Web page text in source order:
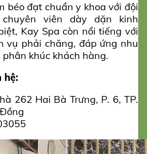
béo đạt chuẩn y khoa với đội
viên dày dặn kinh
Kay Spa còn nổi tiếng với
vụ phải chăng, đáp ứng nhu
khúc khách hàng.
hệ:
262 Hai Bà Trưng, P. 6, TP.